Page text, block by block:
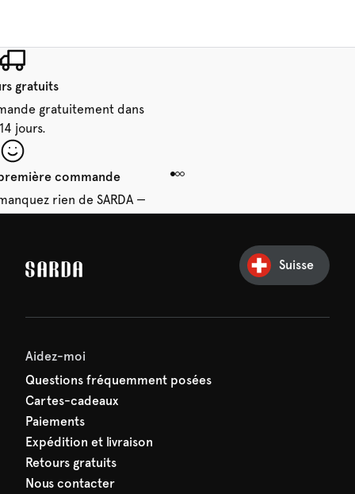
gratuits
gratuitement dans
jours.
commande
rien de SARDA —
vous attend déjà !
Suisse
Aidez-moi
Questions fréquemment posées
Cartes-cadeaux
Paiements
Expédition et livraison
Retours gratuits
Nous contacter